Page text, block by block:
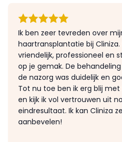
Ik ben zeer tevreden over
haartransplantatie bij
vriendelijk, professioneel en
op je gemak. De
de nazorg was duidelijk en
Tot nu toe ben ik erg blij
en kijk ik vol vertrouwen uit
eindresultaat. Ik kan Cliniza
aanbevelen!